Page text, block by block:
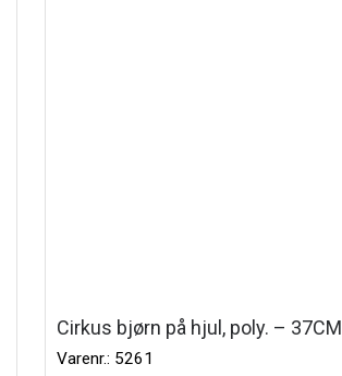
Cirkus bjørn på hjul, poly. – 37CM
Varenr.: 5261